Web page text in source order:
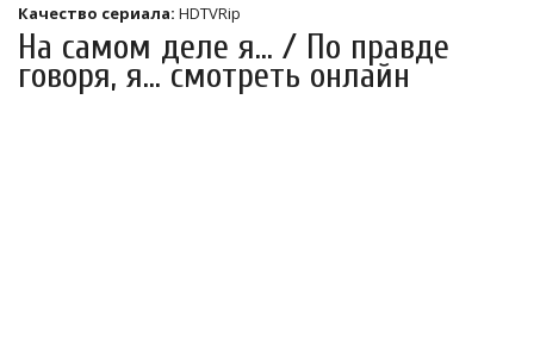
Качество сериала: HDTVRip
На самом деле я... / По правде
говоря, я... смотреть онлайн